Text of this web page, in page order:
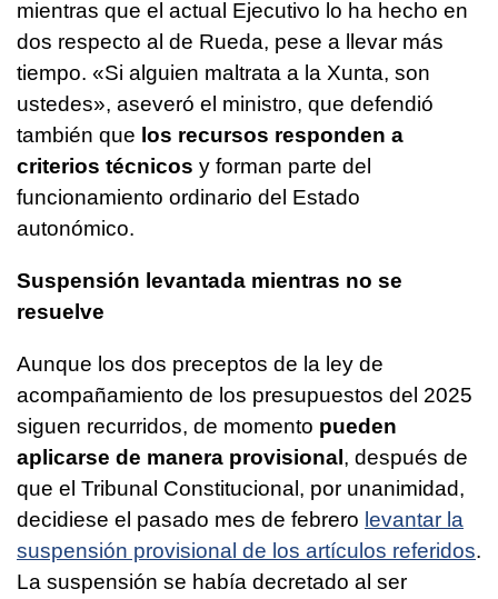
mientras que el actual Ejecutivo lo ha hecho en
dos respecto al de Rueda, pese a llevar más
tiempo. «Si alguien maltrata a la Xunta, son
ustedes», aseveró el ministro, que defendió
también que los recursos responden a
criterios técnicos y forman parte del
funcionamiento ordinario del Estado
autonómico.
Suspensión levantada mientras no se
resuelve
Aunque los dos preceptos de la ley de
acompañamiento de los presupuestos del 2025
siguen recurridos, de momento pueden
aplicarse de manera provisional, después de
que el Tribunal Constitucional, por unanimidad,
decidiese el pasado mes de febrero levantar la
suspensión provisional de los artículos referidos.
La suspensión se había decretado al ser